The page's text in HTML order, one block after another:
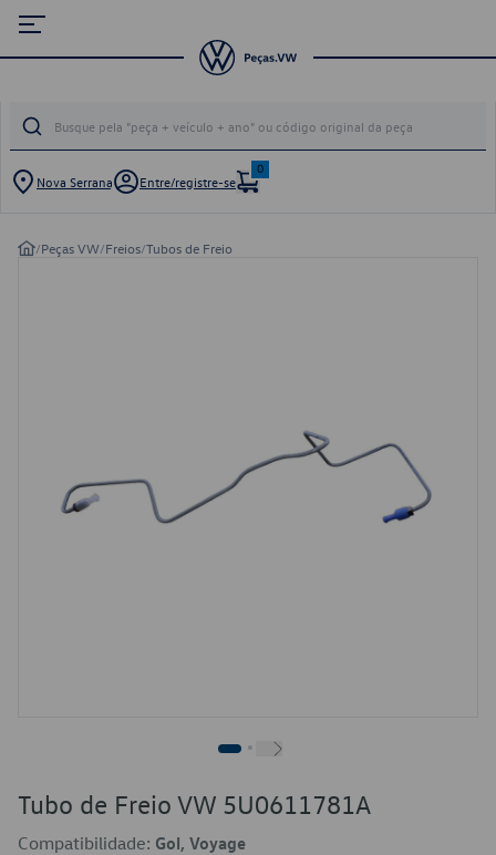
Nova Serrana Entre/registre-se
0
/Peças VW/Freios/Tubos de Freio
Tubo de Freio VW 5U0611781A
Compatibilidade: Gol, Voyage